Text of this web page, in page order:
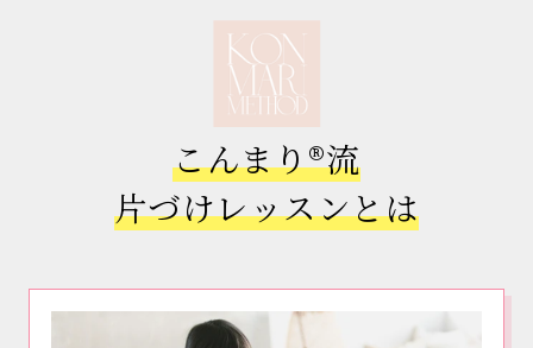
こんまり®流
片づけレッスンとは